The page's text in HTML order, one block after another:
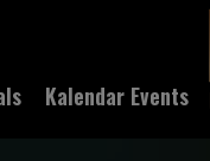
Kalendar Events